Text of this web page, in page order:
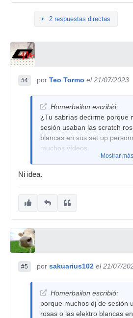
2 respuestas directas
#4 por Teo Tormo el 21/07/2023
Homerbailon escribió:
¿Tu sabrías decirme porque
sesión usaban las scratch
blancas en sus set up
muchos vídeos.
Mostrar más
Ni idea.
#5 por sakuarius102 el 21/07/
Homerbailon escribió:
porque muchos dj de sesión
rosas o las elektro blancas